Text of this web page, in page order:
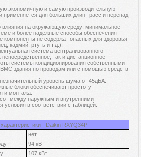
экономичную и самую производительную
применяется для больших длин трасс и перепад
влияния на окружающую среду; минимальное
и более надежные способы обеспечения
компоненты не содержат опасных для здоровья
кадмий, ртуть и т.д.).
система централизованного
так и дистанционное
системы кондиционирования собственными
здания по проводам или с помощью средств
уровень шума от 45дБА.
блоки обеспечивают простоту
и монтажа.
между наружным и внутренними
в соответствии с таблицей:
- Daikin RXYQ34P
нет
94 кВт
107 кВт